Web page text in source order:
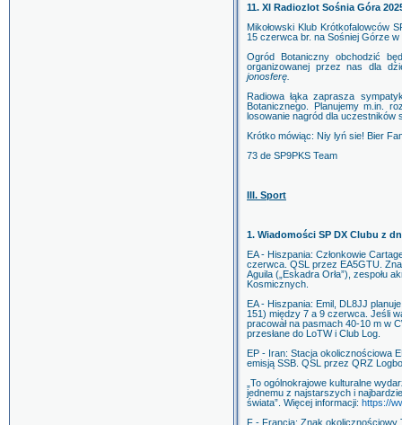
11. XI Radiozlot Sośnia Góra
Mikołowski Klub Krótkofalowców
15 czerwca br. na Sośniej Górze
Ogród Botaniczny obchodzić
organizowanej przez nas dla
jonosferę.
Radiowa łąka zaprasza
Botanicznego. Planujemy m.in.
losowanie nagród dla uczestników
Krótko mówiąc: Niy lyń sie! Bier
73 de SP9PKS Team
III. Sport
1. Wiadomości SP DX Clubu z
EA - Hiszpania: Członkowie
czerwca. QSL przez EA5GTU.
Aguila („Eskadra Orła”), zespołu
Kosmicznych.
EA - Hiszpania: Emil, DL8JJ
151) między 7 a 9 czerwca. Jeśli
pracował na pasmach 40-10 m w
przesłane do LoTW i Club Log.
EP - Iran: Stacja okolicznościowa
emisją SSB. QSL przez QRZ
„To ogólnokrajowe kulturalne
jednemu z najstarszych i
świata”. Więcej informacji: https://
F - Francja: Znak